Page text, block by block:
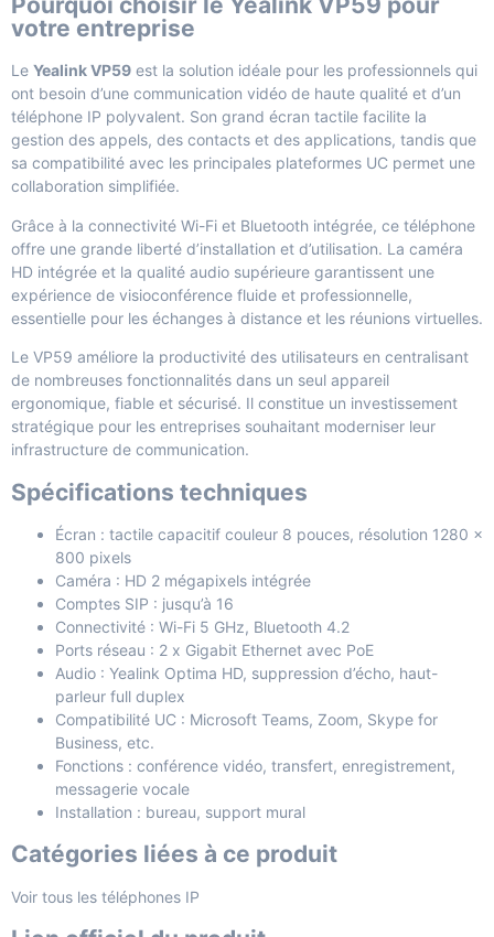
votre entreprise
Le Yealink VP59 est la solution idéale pour les professionnels qui
ont besoin d’une communication vidéo de haute qualité et d’un
téléphone IP polyvalent. Son grand écran tactile facilite la
gestion des appels, des contacts et des applications, tandis que
sa compatibilité avec les principales plateformes UC permet une
collaboration simplifiée.
Grâce à la connectivité Wi-Fi et Bluetooth intégrée, ce téléphone
offre une grande liberté d’installation et d’utilisation. La caméra
HD intégrée et la qualité audio supérieure garantissent une
expérience de visioconférence fluide et professionnelle,
essentielle pour les échanges à distance et les réunions virtuelles.
Le VP59 améliore la productivité des utilisateurs en centralisant
de nombreuses fonctionnalités dans un seul appareil
ergonomique, fiable et sécurisé. Il constitue un investissement
stratégique pour les entreprises souhaitant moderniser leur
infrastructure de communication.
Spécifications techniques
Écran : tactile capacitif couleur 8 pouces, résolution 1280 x
800 pixels
Caméra : HD 2 mégapixels intégrée
Comptes SIP : jusqu’à 16
Connectivité : Wi-Fi 5 GHz, Bluetooth 4.2
Ports réseau : 2 x Gigabit Ethernet avec PoE
Audio : Yealink Optima HD, suppression d’écho, haut-
parleur full duplex
Compatibilité UC : Microsoft Teams, Zoom, Skype for
Business, etc.
Fonctions : conférence vidéo, transfert, enregistrement,
messagerie vocale
Installation : bureau, support mural
Catégories liées à ce produit
Voir tous les téléphones IP